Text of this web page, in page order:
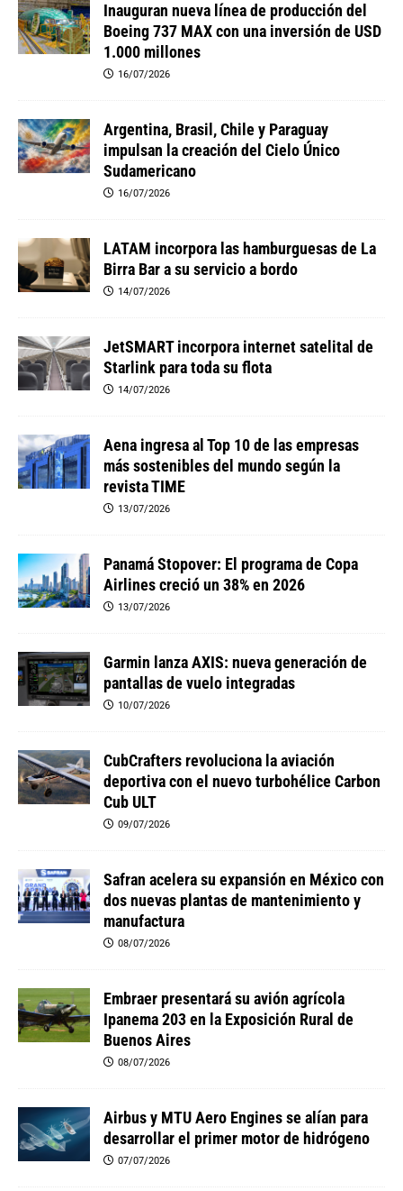
Inauguran nueva línea de producción del
Boeing 737 MAX con una inversión de USD
1.000 millones
16/07/2026
Argentina, Brasil, Chile y Paraguay
impulsan la creación del Cielo Único
Sudamericano
16/07/2026
LATAM incorpora las hamburguesas de La
Birra Bar a su servicio a bordo
14/07/2026
JetSMART incorpora internet satelital de
Starlink para toda su flota
14/07/2026
Aena ingresa al Top 10 de las empresas
más sostenibles del mundo según la
revista TIME
13/07/2026
Panamá Stopover: El programa de Copa
Airlines creció un 38% en 2026
13/07/2026
Garmin lanza AXIS: nueva generación de
pantallas de vuelo integradas
10/07/2026
CubCrafters revoluciona la aviación
deportiva con el nuevo turbohélice Carbon
Cub ULT
09/07/2026
Safran acelera su expansión en México con
dos nuevas plantas de mantenimiento y
manufactura
08/07/2026
Embraer presentará su avión agrícola
Ipanema 203 en la Exposición Rural de
Buenos Aires
08/07/2026
Airbus y MTU Aero Engines se alían para
desarrollar el primer motor de hidrógeno
07/07/2026